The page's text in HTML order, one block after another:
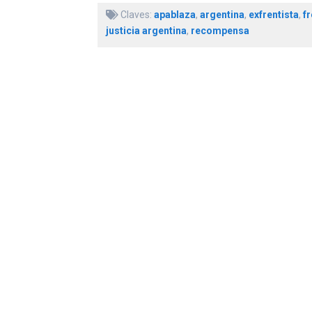
Claves: apablaza, argentina, exfrentista,
justicia argentina, recompensa